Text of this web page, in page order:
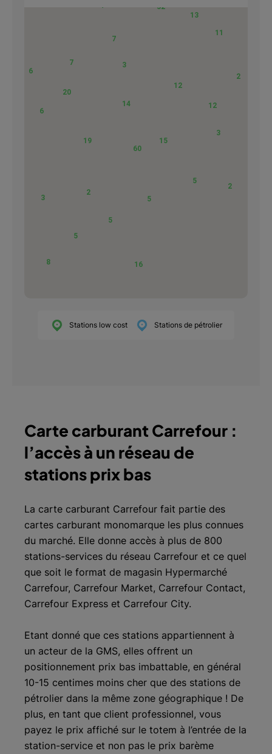
7
19
32
60
13
16
14
12
11
8
7
15
20
6
7
5
2
12
5
6
5
3
3
5
2
3
2
Stations low cost Stations de pétrolier
Carte carburant Carrefour :
l’accès à un réseau de
stations prix bas
La carte carburant Carrefour fait partie des
cartes carburant monomarque les plus connues
du marché. Elle donne accès à plus de 800
stations-services du réseau Carrefour et ce quel
que soit le format de magasin Hypermarché
Carrefour, Carrefour Market, Carrefour Contact,
Carrefour Express et Carrefour City.
Etant donné que ces stations appartiennent à
un acteur de la GMS, elles offrent un
positionnement prix bas imbattable, en général
10-15 centimes moins cher que des stations de
pétrolier dans la même zone géographique ! De
plus, en tant que client professionnel, vous
payez le prix affiché sur le totem à l’entrée de la
station-service et non pas le prix barème